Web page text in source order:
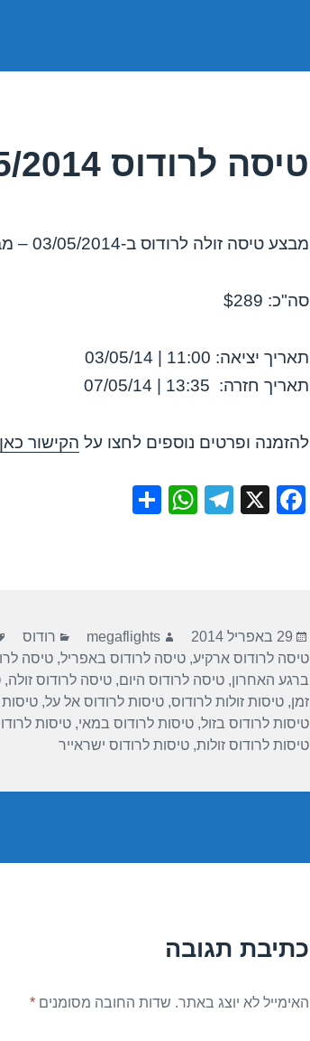
טיסה לרודוס 03/05/2014
מבצע טיסה זולה לרודוס ב-03/05/2014 – מבצע לחודש מאי 2014!
סה"כ: $289
תאריך יציאה: 11:00 | 03/05/14
תאריך חזרה: 13:35 | 07/05/14
להזמנה ופרטים נוספים לחצו על הקישור כאן
F
o
o
k
X
T
m
W
p
p
פורסם
בתאריך
29 באפריל 2014 מחבר
megaflights קטגוריות
רודוס
טיסה לרודוס ארקיע,טיסה לרודוס באפריל,טיסה
ברגע האחרון,טיסה לרודוס היום,טיסה לרודוס זולה,
זמן,טיסות זולות לרודוס,טיסות לרודוס אל על,
טיסות לרודוס בזול,טיסות לרודוס במאי,טיסות
טיסות לרודוס זולות,טיסות לרודוס ישראייר
כתיבת תגובה
האימייל לא יוצג באתר. שדות החובה מסומנים*